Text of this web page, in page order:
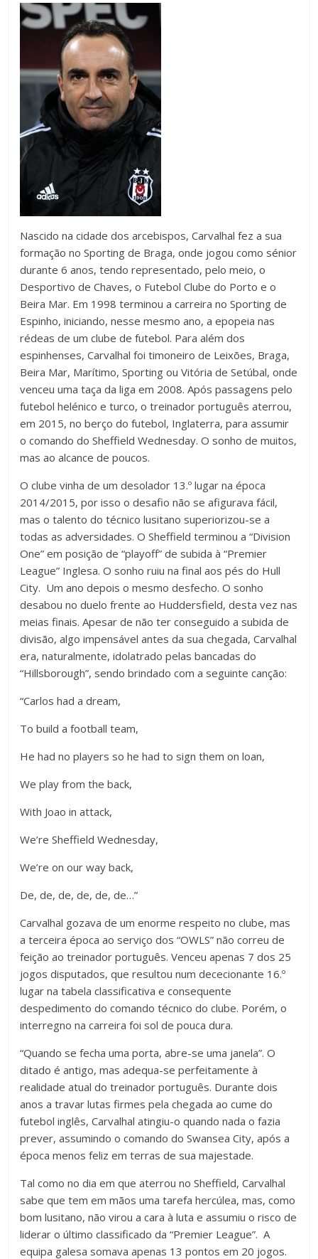
Nascido na cidade dos arcebispos, Carvalhal fez a sua
formação no Sporting de Braga, onde jogou como sénior
durante 6 anos, tendo representado, pelo meio, o
Desportivo de Chaves, o Futebol Clube do Porto e o
Beira Mar. Em 1998 terminou a carreira no Sporting de
Espinho, iniciando, nesse mesmo ano, a epopeia nas
rédeas de um clube de futebol. Para além dos
espinhenses, Carvalhal foi timoneiro de Leixões, Braga,
Beira Mar, Marítimo, Sporting ou Vitória de Setúbal, onde
venceu uma taça da liga em 2008. Após passagens pelo
futebol helénico e turco, o treinador português aterrou,
em 2015, no berço do futebol, Inglaterra, para assumir
o comando do Sheffield Wednesday. O sonho de muitos,
mas ao alcance de poucos.
O clube vinha de um desolador 13.º lugar na época
2014/2015, por isso o desafio não se afigurava fácil,
mas o talento do técnico lusitano superiorizou-se a
todas as adversidades. O Sheffield terminou a “Division
One” em posição de “playoff” de subida à “Premier
League” Inglesa. O sonho ruiu na final aos pés do Hull
City. Um ano depois o mesmo desfecho. O sonho
desabou no duelo frente ao Huddersfield, desta vez nas
meias finais. Apesar de não ter conseguido a subida de
divisão, algo impensável antes da sua chegada, Carvalhal
era, naturalmente, idolatrado pelas bancadas do
“Hillsborough”, sendo brindado com a seguinte canção:
“Carlos had a dream,
To build a football team,
He had no players so he had to sign them on loan,
We play from the back,
With Joao in attack,
We’re Sheffield Wednesday,
We’re on our way back,
De, de, de, de, de, de…”
Carvalhal gozava de um enorme respeito no clube, mas
a terceira época ao serviço dos “OWLS” não correu de
feição ao treinador português. Venceu apenas 7 dos 25
jogos disputados, que resultou num dececionante 16.º
lugar na tabela classificativa e consequente
despedimento do comando técnico do clube. Porém, o
interregno na carreira foi sol de pouca dura.
“Quando se fecha uma porta, abre-se uma janela”. O
ditado é antigo, mas adequa-se perfeitamente à
realidade atual do treinador português. Durante dois
anos a travar lutas firmes pela chegada ao cume do
futebol inglês, Carvalhal atingiu-o quando nada o fazia
prever, assumindo o comando do Swansea City, após a
época menos feliz em terras de sua majestade.
Tal como no dia em que aterrou no Sheffield, Carvalhal
sabe que tem em mãos uma tarefa hercúlea, mas, como
bom lusitano, não virou a cara à luta e assumiu o risco de
liderar o último classificado da “Premier League”. A
equipa galesa somava apenas 13 pontos em 20 jogos.